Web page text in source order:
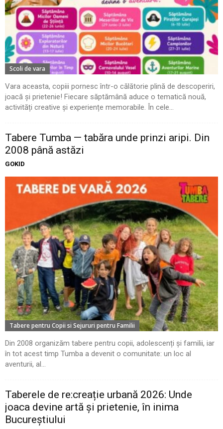
Scoli de vara
Vara aceasta, copiii pornesc într-o călătorie plină de descoperiri,
joacă și prietenie! Fiecare săptămână aduce o tematică nouă,
activități creative și experiențe memorabile. În cele...
Tabere Tumba — tabăra unde prinzi aripi. Din
2008 până astăzi
GOKID
Tabere pentru Copii si Sejururi pentru Familii
Din 2008 organizăm tabere pentru copii, adolescenți și familii, iar
în tot acest timp Tumba a devenit o comunitate: un loc al
aventurii, al...
Taberele de re:creație urbană 2026: Unde
joaca devine artă și prietenie, în inima
Bucureștiului